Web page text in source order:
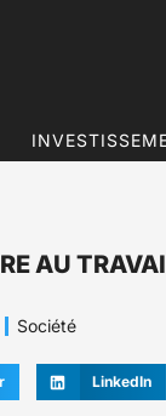
AU
Société
LinkedIn